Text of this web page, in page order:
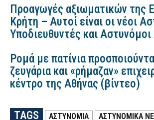
Προαγωγές αξιωματικών της
Κρήτη – Αυτοί είναι οι νέοι
Υποδιευθυντές και Αστυνόμοι
Ρομά με πατίνια
ζευγάρια και «ρήμαζαν»
κέντρο της Αθήνας (βίντεο)
TAGS ΑΣΤΥΝΟΜΙΑ
ΑΣΤΥΝΟΜΙΚΑ